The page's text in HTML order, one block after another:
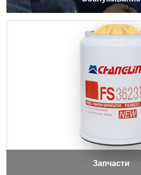
Запчасти